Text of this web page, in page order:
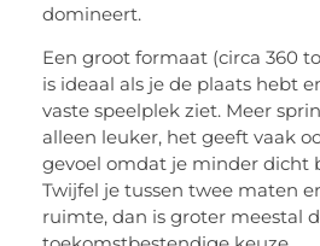
domineert.
Een groot formaat (circa 360
is ideaal als je de plaats hebt
vaste speelplek ziet. Meer
alleen leuker, het geeft vaak
gevoel omdat je minder dicht
Twijfel je tussen twee maten
ruimte, dan is groter meestal